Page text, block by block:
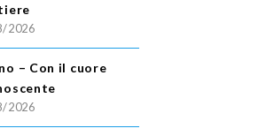
2026
– Con il cuore
2026